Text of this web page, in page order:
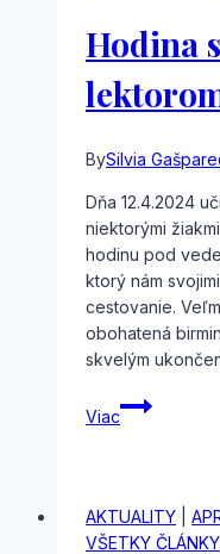
Hodina
BySilvia
Dňa 12.4.2024
niektorými
hodinu pod
ktorý nám
cestovanie.
obohatená
skvelým
Viac
Hodina
s
AKTUALITY
VŠETKY ČLÁNKY